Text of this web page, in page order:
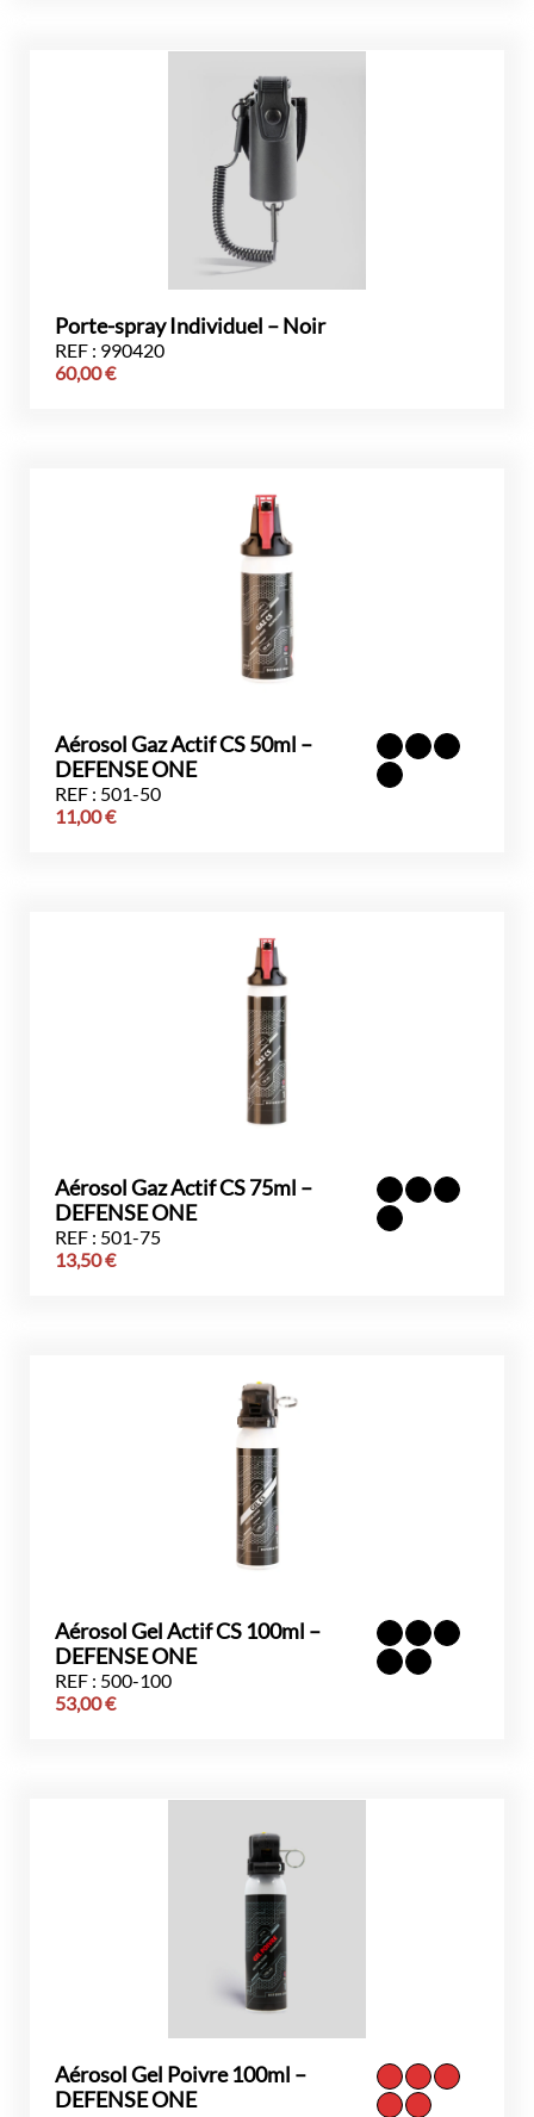
Porte-spray Individuel – Noir
REF : 990420
60,00€
Aérosol Gaz Actif CS 50ml –
DEFENSE ONE
REF : 501-50
11,00€
Aérosol Gaz Actif CS 75ml –
DEFENSE ONE
REF : 501-75
13,50€
Aérosol Gel Actif CS 100ml –
DEFENSE ONE
REF : 500-100
53,00€
Aérosol Gel Poivre 100ml –
DEFENSE ONE